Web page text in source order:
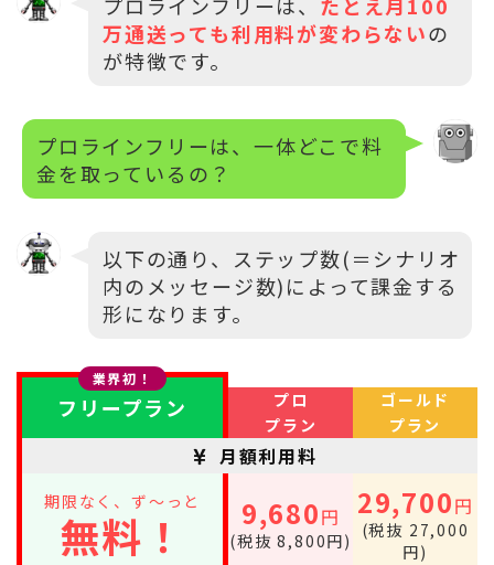
万通送っても利用料が変わらないの
が特徴です。
プロラインフリーは、一体どこで料
金を取っているの？
以下の通り、ステップ数(＝シナリオ
内のメッセージ数)によって課金する
形になります。
業界初！
フリープラン
プロ
プラン
ゴールド
プラン
月額利用料
期限なく、ず～っと
無料！ 9,680円
(税抜 8,800円)
29,700円
(税抜 27,000
円)